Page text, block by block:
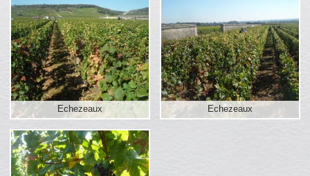
Echezeaux Echezeaux